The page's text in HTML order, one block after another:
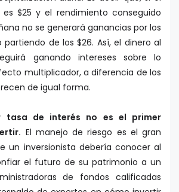
$25 y el rendimiento conseguido
no se generará ganancias por los
partiendo de los $26. Así, el dinero al
ganando intereses sobre lo
multiplicador, a diferencia de los
de igual forma.
tasa de interés no es el primer
El manejo de riesgo es el gran
un inversionista debería conocer al
el futuro de su patrimonio a un
de fondos calificadas